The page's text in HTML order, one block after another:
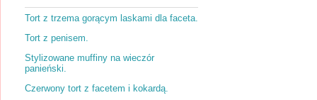
Tort z trzema gorącym laskami dla faceta.
Tort z penisem.
Stylizowane muffiny na wieczór
panieński.
Czerwony tort z facetem i kokardą.